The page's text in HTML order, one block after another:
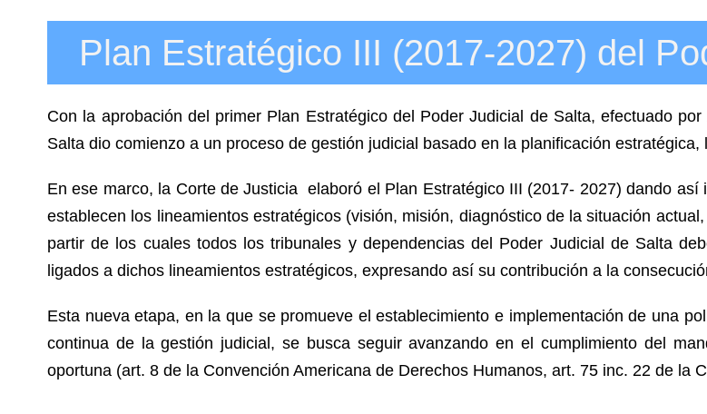
Plan Estratégico III (2017-2027) del
Con la aprobación del primer Plan Estratégico del Poder Judicial de Salta, efectuado
Salta dio comienzo a un proceso de gestión judicial basado en la planificación
En ese marco, la Corte de Justicia elaboró el Plan Estratégico III (2017- 2027) dando
establecen los lineamientos estratégicos (visión, misión, diagnóstico de la situación
partir de los cuales todos los tribunales y dependencias del Poder Judicial de Salta
ligados a dichos lineamientos estratégicos, expresando así su contribución a la
Esta nueva etapa, en la que se promueve el establecimiento e implementación de una
continua de la gestión judicial, se busca seguir avanzando en el cumplimiento del
oportuna (art. 8 de la Convención Americana de Derechos Humanos, art. 75 inc. 22 de la